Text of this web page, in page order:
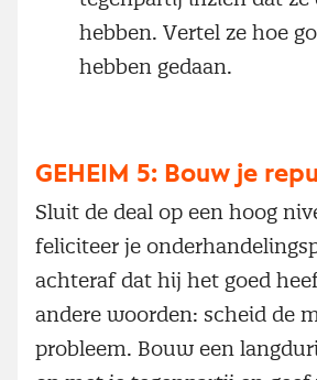
hebben. Vertel ze hoe
hebben gedaan.
GEHEIM 5: Bouw je
Sluit de deal op een hoog
feliciteer je
achteraf dat hij het goed
andere woorden: scheid de
probleem. Bouw een